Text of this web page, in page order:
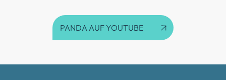
PANDA AUF YOUTUBE